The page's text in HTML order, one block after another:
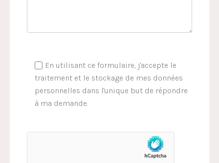
En utilisant ce formulaire, j'accepte le
traitement et le stockage de mes données
personnelles dans l'unique but de répondre
à ma demande.